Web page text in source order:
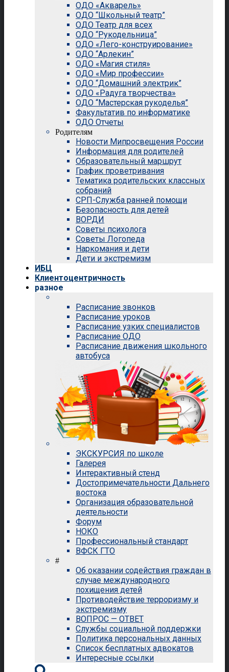
ОДО «Акварель»
ОДО “Школьный театр”
ОДО Театр для всех
ОДО “Рукодельница”
ОДО «Лего-конструирование»
ОДО “Арлекин”
ОДО «Магия стиля»
ОДО «Мир профессии»
ОДО “Домашний электрик”
ОДО «Радуга творчества»
ОДО “Мастерская рукоделья”
Факультатив по информатике
ОДО Отчеты
Родителям
Новости Мипросвещения России
Информация для родителей
Образовательный маршрут
График проветривания
Тематика родительских классных
собраний
СРП-Служба ранней помощи
Безопасность для детей
ВОРДИ
Советы психолога
Советы Логопеда
Наркомания и дети
Дети и экстремизм
ИБЦ
Клиентоцентричность
разное
Расписание звонков
Расписание уроков
Расписание узких специалистов
Расписание ОДО
Расписание движения школьного
автобуса
ЭКСКУРСИЯ по школе
Галерея
Интерактивный стенд
Достопримечательности Дальнего
востока
Организация образовательной
деятельности
Форум
НОКО
Профессиональный стандарт
ВФСК ГТО
#
Об оказании содействия граждан в
случае международного
похищения детей
Противодействие терроризму и
экстремизму
ВОПРОС — ОТВЕТ
Службы социальной поддержки
Политика персональных данных
Список бесплатных адвокатов
Интересные ссылки